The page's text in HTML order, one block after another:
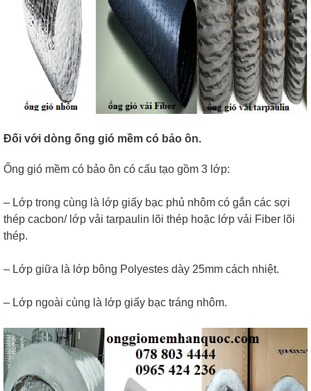
Đối với dòng ống gió mềm có bảo ôn.
Ống gió mềm có bảo ôn có cấu tạo gồm 3 lớp:
– Lớp trong cùng là lớp giấy bạc phủ nhôm có gắn các sợi
thép cacbon/ lớp vải tarpaulin lõi thép hoặc lớp vải Fiber lõi
thép.
– Lớp giữa là lớp bông Polyestes dày 25mm cách nhiệt.
– Lớp ngoài cùng là lớp giấy bạc tráng nhôm.